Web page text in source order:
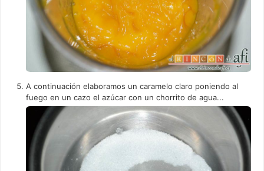
A continuación elaboramos un caramelo claro poniendo al
fuego en un cazo el azúcar con un chorrito de agua...